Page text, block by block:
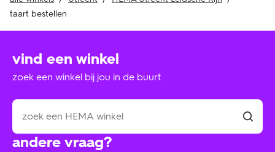
taart bestellen
andere vraag?
vind een winkel
zoek een winkel bij jou in de buurt